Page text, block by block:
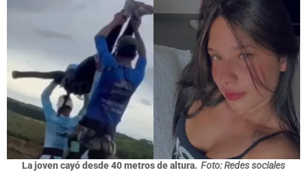
La joven cayó desde 40 metros de altura. Foto: Redes sociales